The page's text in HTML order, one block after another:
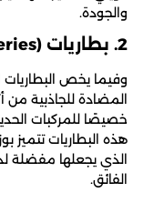
والجودة.
2. بطاريات (Antigravity Batteries)
وفيما يخص البطاريات
المضادة للجاذبية من
خصيصًا للمركبات
هذه البطاريات تتميز
الذي يجعلها مفضلة
الفائق.